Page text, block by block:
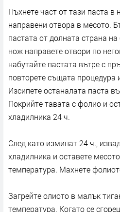
Пъхнете част от тази паста в
направени отвора в месото.
пастата от долната страна на
нож направете отвори по
набутайте пастата вътре с
повторете същата процедура
Изсипете останалата паста
Покрийте тавата с фолио и
хладилника 24 ч.
След като изминат 24 ч.,
хладилника и оставете
температура. Махнете
Загрейте олиото в малък
температура. Когато се